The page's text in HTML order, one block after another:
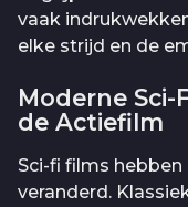
vaak
elke strijd en de
Moderne Sci-
de Actiefilm
Sci-fi films
veranderd.